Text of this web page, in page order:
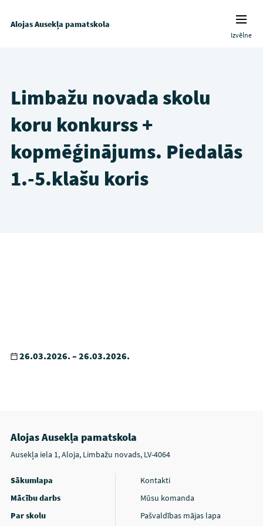
Alojas Ausekļa pamatskola
Izvēlne
Limbažu novada skolu
koru konkurss +
kopmēģinājums. Piedalās
1.-5.klašu koris
26.03.2026. – 26.03.2026.
Alojas Ausekļa pamatskola
Ausekļa iela 1, Aloja, Limbažu novads, LV-4064
Sākumlapa
Mācību darbs
Par skolu
Kontakti
Mūsu komanda
Pašvaldības mājas lapa